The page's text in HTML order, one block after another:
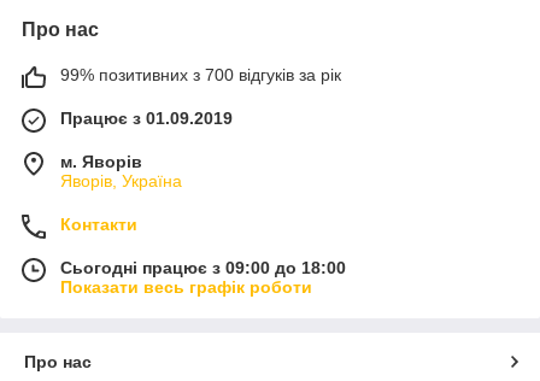
Про нас
99% позитивних з 700 відгуків за рік
Працює з 01.09.2019
м. Яворів
Яворів, Україна
Контакти
Сьогодні працює з 09:00 до 18:00
Показати весь графік роботи
Про нас